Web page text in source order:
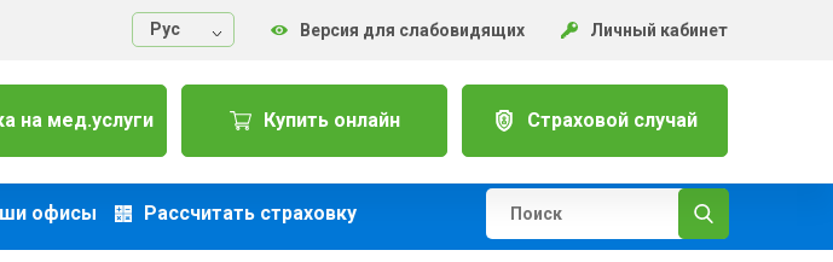
Руc Версия для слабовидящих Личный кабинет
на мед.услуги Купить онлайн Страховой случай
офисы Рассчитать страховку